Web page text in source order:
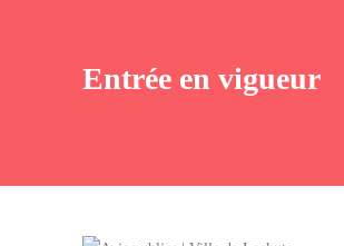
Entrée en vigueur